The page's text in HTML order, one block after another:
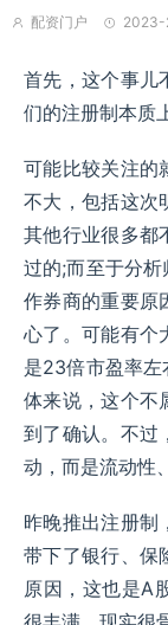
配资门户
首先，这个事儿
们的注册制本质
可能比较关注的
不大，包括这次
其他行业很多都
过的;而至于分
作券商的重要原
心了。可能有个
是23倍市盈率
体来说，这个不
到了确认。不过
动，而是流动性
昨晚推出注册制
带下了银行、保
原因，这也是A